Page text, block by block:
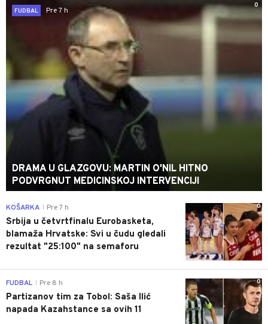
0
FUDBAL
Pre 7 h
DRAMA U GLAZGOVU: MARTIN O'NIL HITNO
PODVRGNUT MEDICINSKOJ INTERVENCIJI
0
KOŠARKA Pre 7 h
Srbija u četvrtfinalu Eurobasketa,
blamaža Hrvatske: Svi u čudu gledali
rezultat "25:100" na semaforu
0
FUDBAL Pre 8 h
Partizanov tim za Tobol: Saša Ilić
napada Kazahstance sa ovih 11